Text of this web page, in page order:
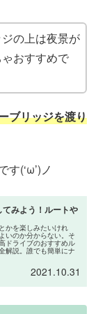
の上は夜景が
おすすめで
ブリッジを渡り
(‘ω’)ノ
てみよう！ルートや
かを楽しみたいけれ
いのか分からない。そ
ドライブのおすすめル
解説。誰でも簡単にナ
2021.10.31